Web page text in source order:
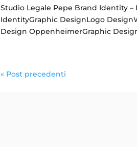
Studio Legale Pepe Brand Identity
IdentityGraphic DesignLogo
Design OppenheimerGraphic
« Post precedenti